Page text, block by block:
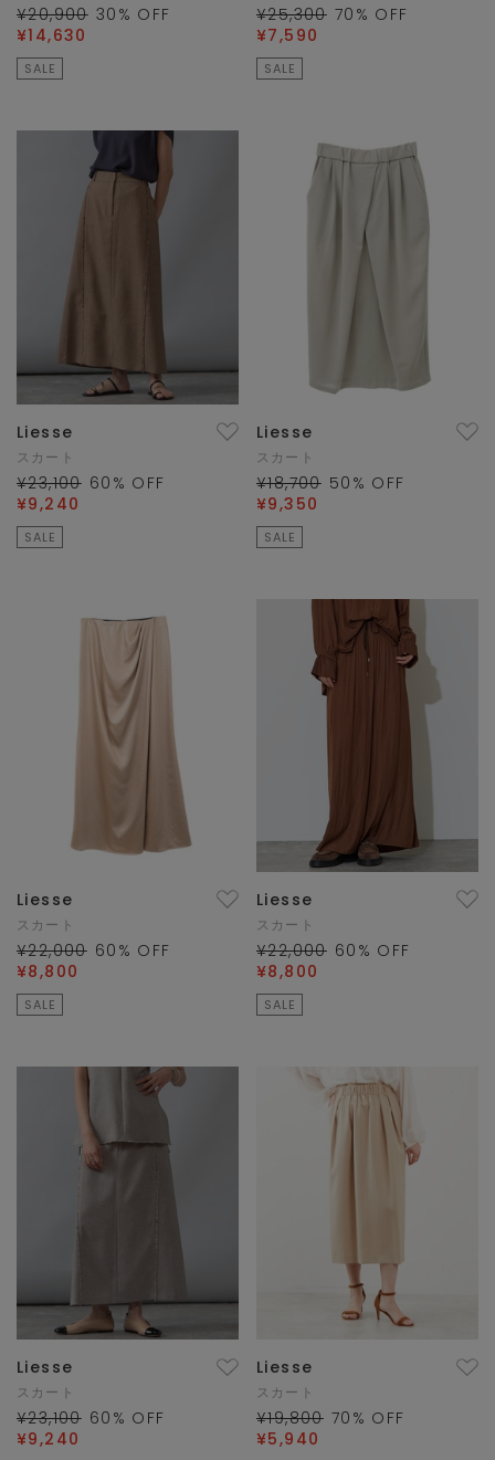
¥20,900 30 % OFF
¥14,630
SALE
¥25,300 70 % OFF
¥7,590
SALE
Liesse
スカート
¥23,100 60 % OFF
¥9,240
SALE
Liesse
スカート
¥18,700 50 % OFF
¥9,350
SALE
Liesse
スカート
¥22,000 60 % OFF
¥8,800
SALE
Liesse
スカート
¥22,000 60 % OFF
¥8,800
SALE
Liesse
スカート
¥23,100 60 % OFF
¥9,240
Liesse
スカート
¥19,800 70 % OFF
¥5,940